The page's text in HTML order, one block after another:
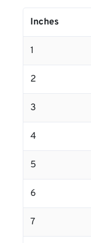
Inches
1
2
3
4
5
6
7